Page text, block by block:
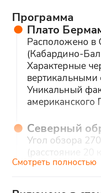
Программа
Плато
Расположено в
(Кабардино-
Характерные
Уникальный
американского
Северный
Угол обзора
(расстояние 20
для фото: за 1
Смотреть полностью